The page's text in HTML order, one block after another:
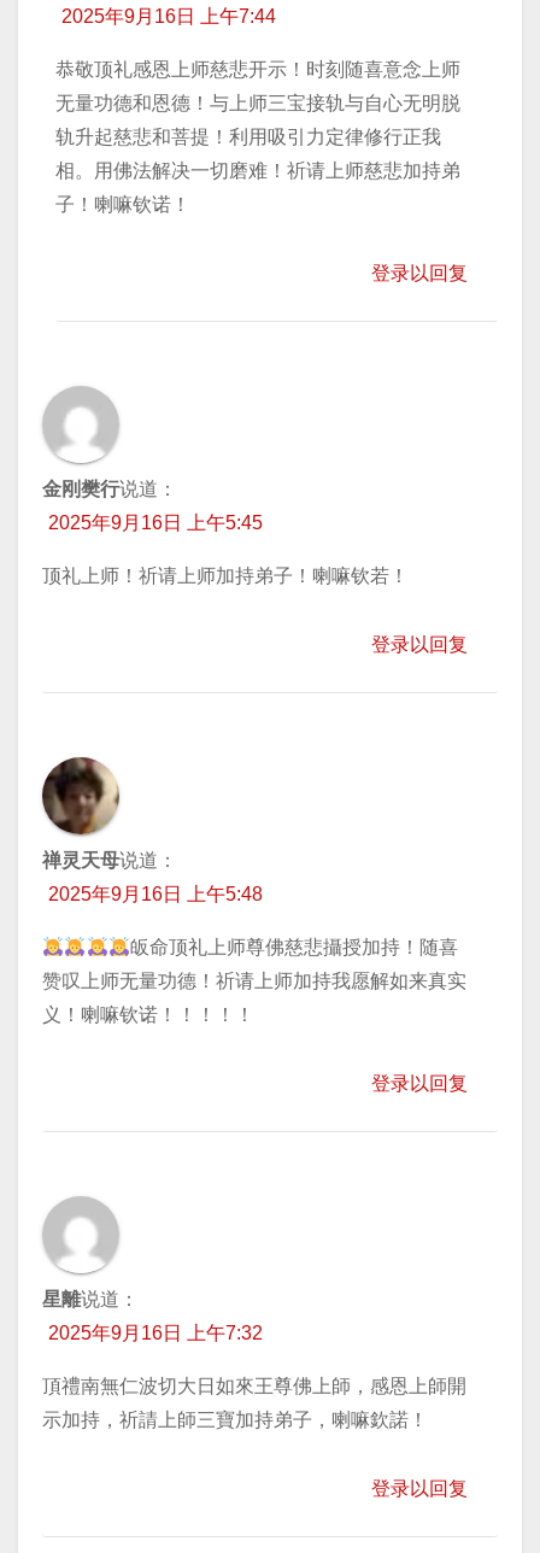
2025年9月16日 上午7:44
恭敬顶礼感恩上师慈悲开示！时刻随喜意念上师
无量功德和恩德！与上师三宝接轨与自心无明脱
轨升起慈悲和菩提！利用吸引力定律修行正我
相。用佛法解决一切磨难！祈请上师慈悲加持弟
子！喇嘛钦诺！
登录以回复
金刚樊行说道：
2025年9月16日 上午5:45
顶礼上师！祈请上师加持弟子！喇嘛钦若！
登录以回复
禅灵天母说道：
2025年9月16日 上午5:48
皈命顶礼上师尊佛慈悲攝授加持！随喜
赞叹上师无量功德！祈请上师加持我愿解如来真实
义！喇嘛钦诺！！！！！
登录以回复
星離说道：
2025年9月16日 上午7:32
頂禮南無仁波切大日如來王尊佛上師，感恩上師開
示加持，祈請上師三寶加持弟子，喇嘛欽諾！
登录以回复